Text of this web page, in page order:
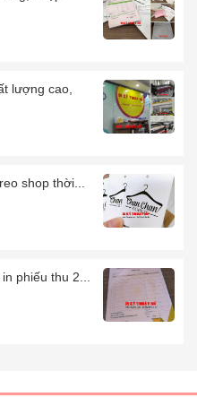
lượng cao,
shop thời...
phiếu thu 2...